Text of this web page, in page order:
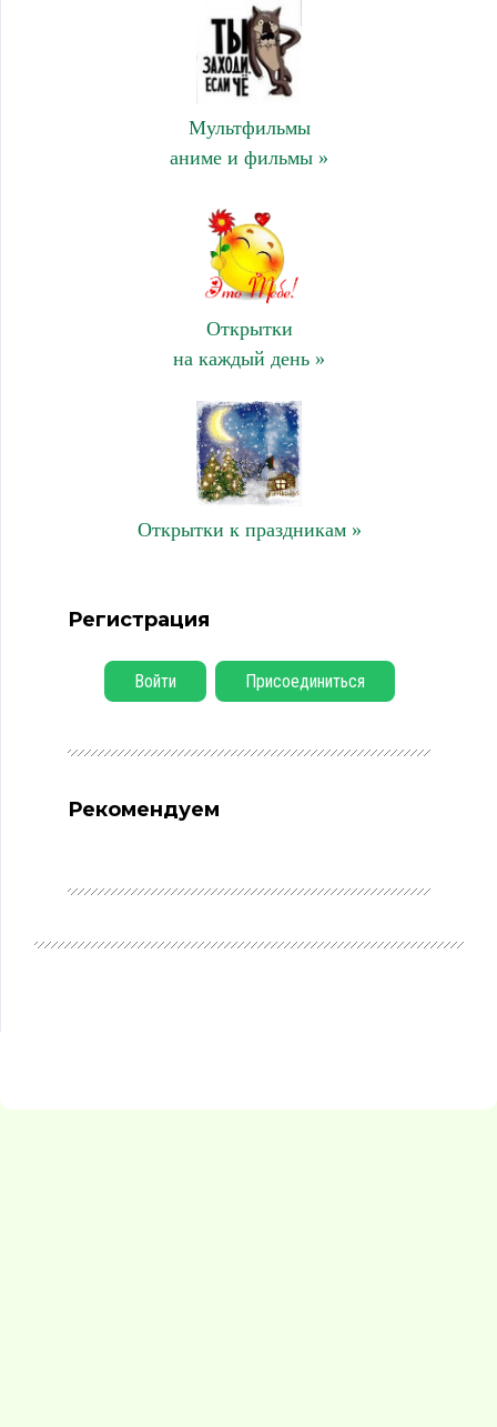
Мультфильмы
аниме и фильмы »
Открытки
на каждый день »
Открытки к праздникам »
Регистрация
Войти Присоединиться
Рекомендуем